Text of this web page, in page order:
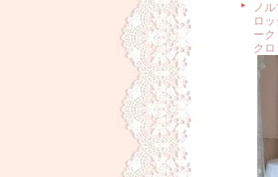
ノ
ロ
ー
ク